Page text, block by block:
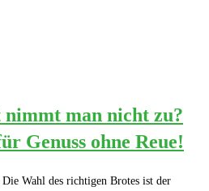
man nicht zu?
Genuss ohne Reue!
Wahl des richtigen Brotes ist der